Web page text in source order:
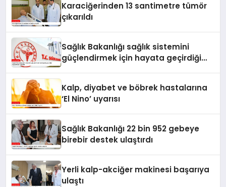
Karaciğerinden 13 santimetre tümör
çıkarıldı
Sağlık Bakanlığı sağlık sistemini
güçlendirmek için hayata geçirdiği
Kalp, diyabet ve böbrek hastalarına
‘El Nino’ uyarısı
Sağlık Bakanlığı 22 bin 952 gebeye
birebir destek ulaştırdı
Yerli kalp-akciğer makinesi başarıya
ulaştı